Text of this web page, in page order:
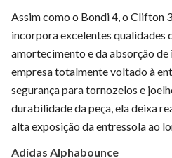
Assim como o Bondi 4, o Clifton
incorpora excelentes qualidades
amortecimento e da absorção
empresa totalmente voltado à
segurança para tornozelos e
durabilidade da peça, ela deixa
alta exposição da entressola ao
Adidas Alphabounce